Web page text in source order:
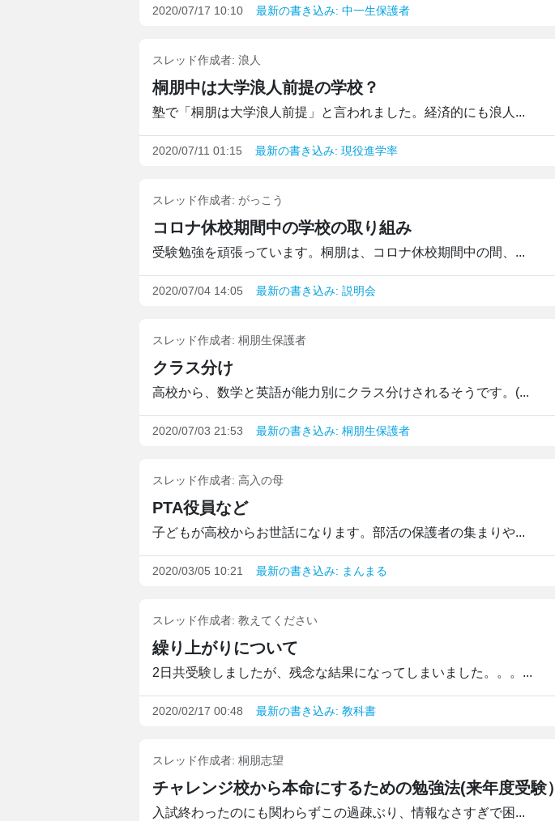
2020/07/17 10:10 最新の書き込み: 中一生保護者
スレッド作成者: 浪人
桐朋中は大学浪人前提の学校？
塾で「桐朋は大学浪人前提」と言われました。経済的にも浪人...
2020/07/11 01:15 最新の書き込み: 現役進学率
スレッド作成者: がっこう
コロナ休校期間中の学校の取り組み
受験勉強を頑張っています。桐朋は、コロナ休校期間中の間、...
2020/07/04 14:05 最新の書き込み: 説明会
スレッド作成者: 桐朋生保護者
クラス分け
高校から、数学と英語が能力別にクラス分けされるそうです。(...
2020/07/03 21:53 最新の書き込み: 桐朋生保護者
スレッド作成者: 高入の母
PTA役員など
子どもが高校からお世話になります。部活の保護者の集まりや...
2020/03/05 10:21 最新の書き込み: まんまる
スレッド作成者: 教えてください
繰り上がりについて
2日共受験しましたが、残念な結果になってしまいました。。。...
2020/02/17 00:48 最新の書き込み: 教科書
スレッド作成者: 桐朋志望
チャレンジ校から本命にするための勉強法(来年度受験）
入試終わったのにも関わらずこの過疎ぶり、情報なさすぎで困...